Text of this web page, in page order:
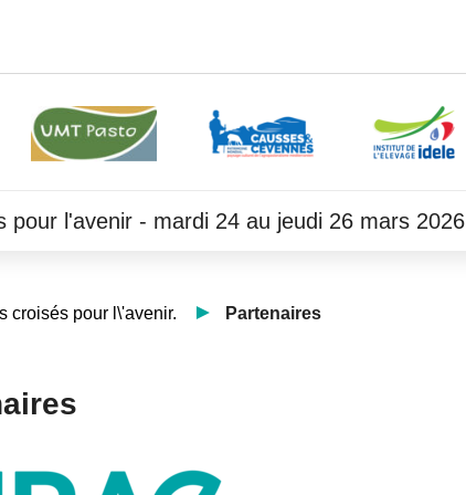
pour l'avenir - mardi 24 au jeudi 26 mars 2026
croisés pour l\'avenir. Partenaires